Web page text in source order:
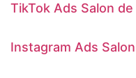
TikTok Ads Salon
Instagram Ads